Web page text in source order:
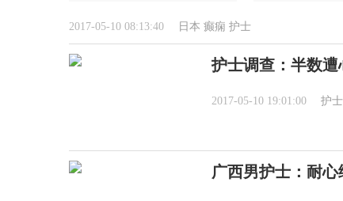
2017-05-10 08:13:40 日本 癫痫 护士
护士调查：半数
2017-05-10 19:01:00 护士
广西男护士：耐